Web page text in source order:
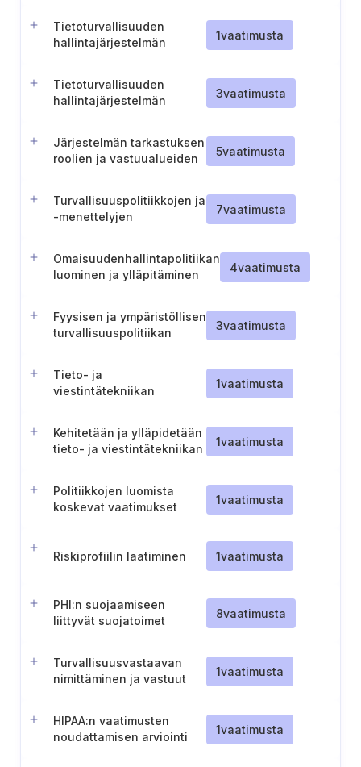
Tietoturvallisuuden
hallintajärjestelmän
1vaatimusta
Tietoturvallisuuden
hallintajärjestelmän
3vaatimusta
Järjestelmän tarkastuksen
roolien ja vastuualueiden
5vaatimusta
Turvallisuuspolitiikkojen ja
-menettelyjen
7vaatimusta
Omaisuudenhallintapolitiikan
luominen ja ylläpitäminen
4vaatimusta
Fyysisen ja ympäristöllisen
turvallisuuspolitiikan
3vaatimusta
Tieto- ja
viestintätekniikan
raportin laatiminen ja
ylläpitäminen
1vaatimusta
Kehitetään ja ylläpidetään
tieto- ja viestintätekniikan
1vaatimusta
Politiikkojen luomista
koskevat vaatimukset
1vaatimusta
Riskiprofiilin laatiminen 1vaatimusta
PHI:n suojaamiseen
liittyvät suojatoimet
8vaatimusta
Turvallisuusvastaavan
nimittäminen ja vastuut
1vaatimusta
HIPAA:n vaatimusten
noudattamisen arviointi
1vaatimusta